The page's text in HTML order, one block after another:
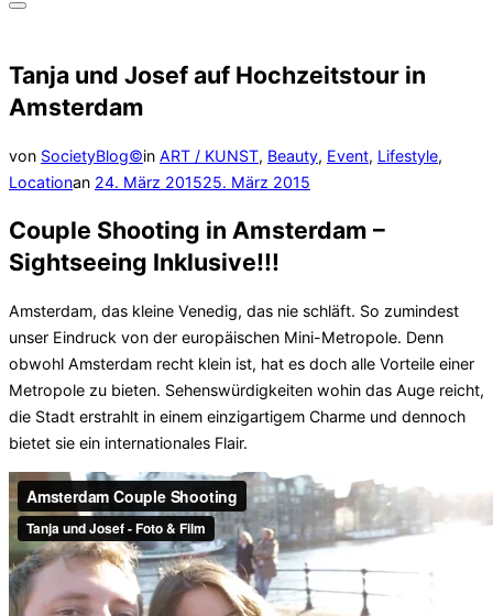
Seitenleiste
umschalten
Tanja und Josef auf Hochzeitstour in
Amsterdam
von SocietyBlog©in ART / KUNST, Beauty, Event, Lifestyle,
Locationan Veröffentlicht
24. März 201525. März 2015
Couple Shooting in Amsterdam –
Sightseeing Inklusive!!!
Amsterdam, das kleine Venedig, das nie schläft. So zumindest
unser Eindruck von der europäischen Mini-Metropole. Denn
obwohl Amsterdam recht klein ist, hat es doch alle Vorteile einer
Metropole zu bieten. Sehenswürdigkeiten wohin das Auge reicht,
die Stadt erstrahlt in einem einzigartigem Charme und dennoch
bietet sie ein internationales Flair.